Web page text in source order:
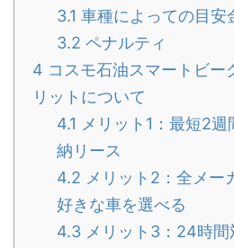
3.1 車種によっての目安
3.2 ペナルティ
4 コスモ石油スマートビー
リットについて
4.1 メリット1：最短2
納リース
4.2 メリット2：全メー
好きな車を選べる
4.3 メリット3：24時